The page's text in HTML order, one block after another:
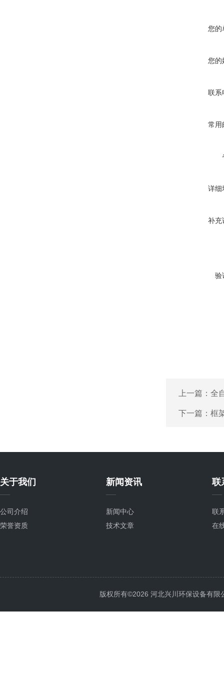
您的
您的
联系
常用
详细
补充
验
上一篇： 全
下一篇： 框
关于我们
公司介绍
荣誉资质
新闻资讯
新闻中心
技术文章
联
联
在
版权所有©2026 河北兴川环保设备有